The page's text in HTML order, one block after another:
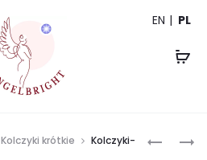
EN PL
Kolczyki krótkie
Kolczyki-